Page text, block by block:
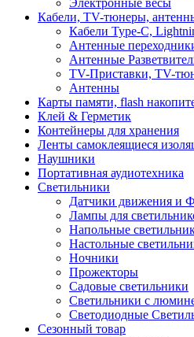
Электронные весы
Кабели, TV-тюнеры,
Кабели Type-C,
Антенные
Антенные
TV-Приставки, TV-
Антенны
Карты памяти, flash
Клей & Герметик
Контейнеры для хранения
Ленты самоклеящиеся
Наушники
Портативная аудиотехника
Светильники
Датчики движения и
Лампы для
Напольные
Настольные
Ночники
Прожекторы
Садовые светильники
Светильники с
Светодиодные
Сезонный товар